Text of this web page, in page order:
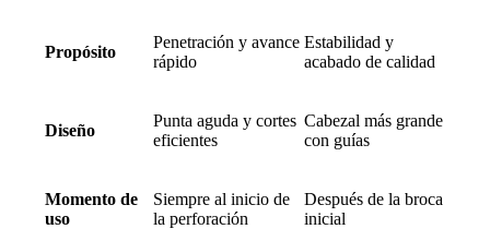
Propósito
Penetración y avance
rápido
Estabilidad y
acabado de calidad
Diseño
Punta aguda y cortes
eficientes
Cabezal más grande
con guías
Momento de
uso
Siempre al inicio de
la perforación
Después de la broca
inicial